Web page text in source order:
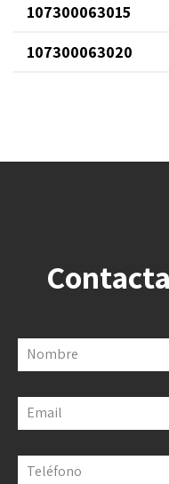
107300063015
107300063020
Nombre
Email
Teléfono